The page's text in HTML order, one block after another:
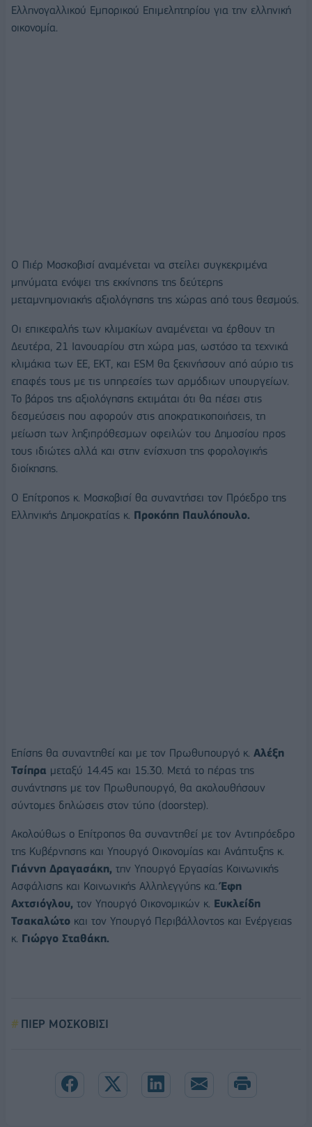
Ελληνογαλλικού Εμπορικού Επιμελητηρίου για την ελληνική
οικονομία.
Ο Πιέρ Μοσκοβισί αναμένεται να στείλει συγκεκριμένα
μηνύματα ενόψει της εκκίνησης της δεύτερης
μεταμνημονιακής αξιολόγησης της χώρας από τους θεσμούς.
Οι επικεφαλής των κλιμακίων αναμένεται να έρθουν τη
Δευτέρα, 21 Ιανουαρίου στη χώρα μας, ωστόσο τα τεχνικά
κλιμάκια των ΕΕ, ΕΚΤ, και ESM θα ξεκινήσουν από αύριο τις
επαφές τους με τις υπηρεσίες των αρμόδιων υπουργείων.
Το βάρος της αξιολόγησης εκτιμάται ότι θα πέσει στις
δεσμεύσεις που αφορούν στις αποκρατικοποιήσεις, τη
μείωση των ληξιπρόθεσμων οφειλών του Δημοσίου προς
τους ιδιώτες αλλά και στην ενίσχυση της φορολογικής
διοίκησης.
Ο Επίτροπος κ. Μοσκοβισί θα συναντήσει τον Πρόεδρο της
Ελληνικής Δημοκρατίας κ. Προκόπη Παυλόπουλο.
Επίσης θα συναντηθεί και με τον Πρωθυπουργό κ. Αλέξη
Τσίπρα μεταξύ 14.45 και 15.30. Μετά το πέρας της
συνάντησης με τον Πρωθυπουργό, θα ακολουθήσουν
σύντομες δηλώσεις στον τύπο (doorstep).
Ακολούθως ο Επίτροπος θα συναντηθεί με τον Αντιπρόεδρο
της Κυβέρνησης και Υπουργό Οικονομίας και Ανάπτυξης κ.
Γιάννη Δραγασάκη, την Υπουργό Εργασίας Κοινωνικής
Ασφάλισης και Κοινωνικής Αλληλεγγύης κα.Έφη
Αχτσιόγλου, τον Υπουργό Οικονομικών κ. Ευκλείδη
Τσακαλώτο και τον Υπουργό Περιβάλλοντος και Ενέργειας
κ. Γιώργο Σταθάκη.
ΠΙΕΡ ΜΟΣΚΟΒΙΣΙ